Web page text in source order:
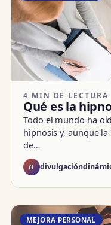
4 MIN DE LECTURA
Qué es la
Todo el mundo ha
hipnosis y, aunque
de…
D
MEJORA PERSONAL